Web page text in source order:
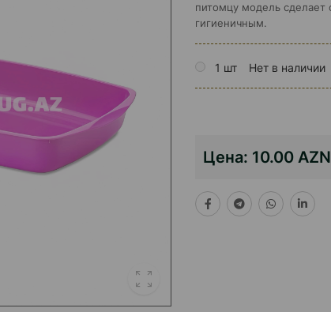
питомцу модель
гигиеничным.
1 шт Нет в наличии
Цена: 10.00 AZN